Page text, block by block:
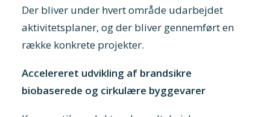
Der bliver under hvert område udarbejdet
aktivitetsplaner, og der bliver gennemført en
række konkrete projekter.
Accelereret udvikling af brandsikre
biobaserede og cirkulære byggevarer